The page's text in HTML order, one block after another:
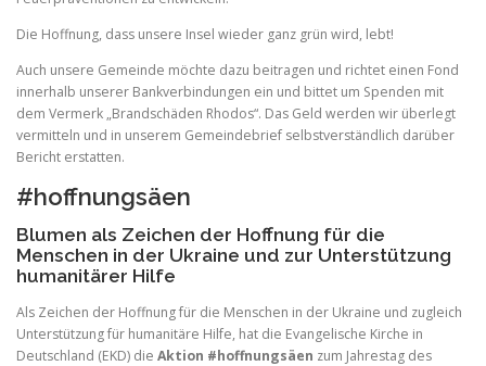
Die Hoffnung, dass unsere Insel wieder ganz grün wird, lebt!
Auch unsere Gemeinde möchte dazu beitragen und richtet einen Fond
innerhalb unserer Bankverbindungen ein und bittet um Spenden mit
dem Vermerk „Brandschäden Rhodos“. Das Geld werden wir überlegt
vermitteln und in unserem Gemeindebrief selbstverständlich darüber
Bericht erstatten.
#hoffnungsäen
Blumen als Zeichen der Hoffnung für die
Menschen in der Ukraine und zur Unterstützung
humanitärer Hilfe
Als Zeichen der Hoffnung für die Menschen in der Ukraine und zugleich
Unterstützung für humanitäre Hilfe, hat die Evangelische Kirche in
Deutschland (EKD) die Aktion #hoffnungsäen zum Jahrestag des